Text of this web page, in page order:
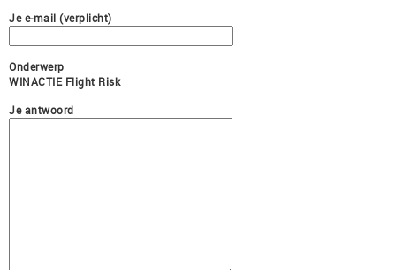
Je e-mail (verplicht)
Onderwerp
WINACTIE Flight Risk
Je antwoord